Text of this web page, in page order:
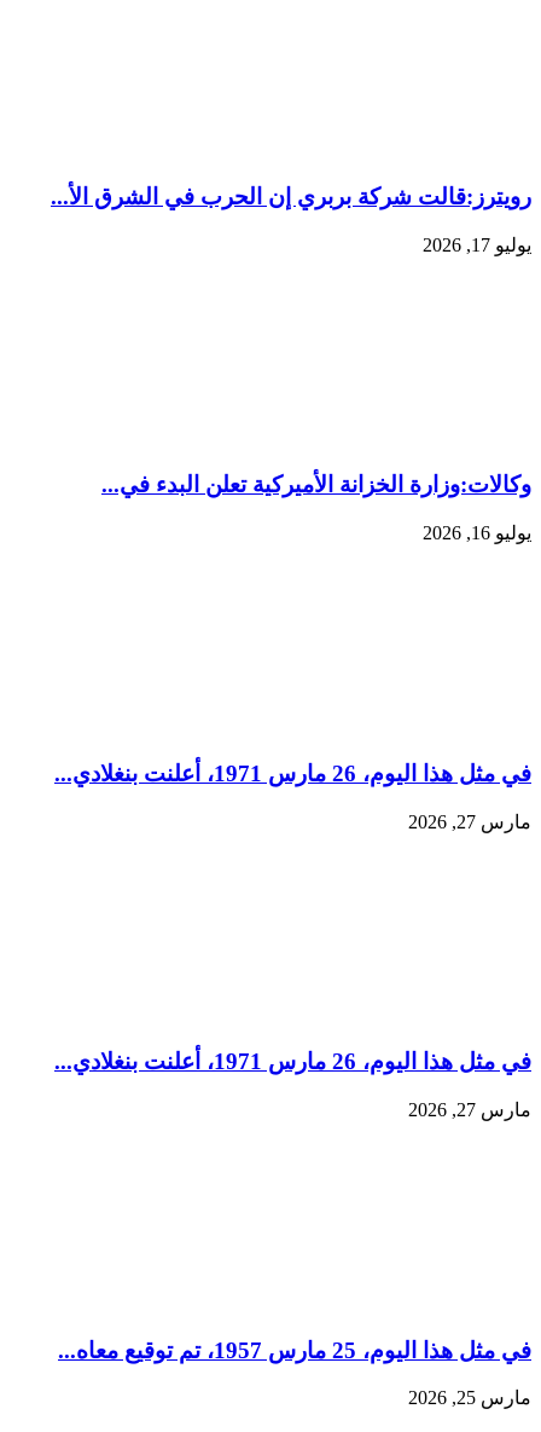
رويترز:‏قالت شركة بربري إن الحرب في الشرق الأ...
يوليو 17, 2026
وكالات:‏وزارة الخزانة الأميركية تعلن البدء في...
يوليو 16, 2026
في مثل هذا اليوم، 26 مارس 1971، أعلنت بنغلادي...
مارس 27, 2026
في مثل هذا اليوم، 26 مارس 1971، أعلنت بنغلادي...
مارس 27, 2026
في مثل هذا اليوم، 25 مارس 1957، تم توقيع معاه...
مارس 25, 2026